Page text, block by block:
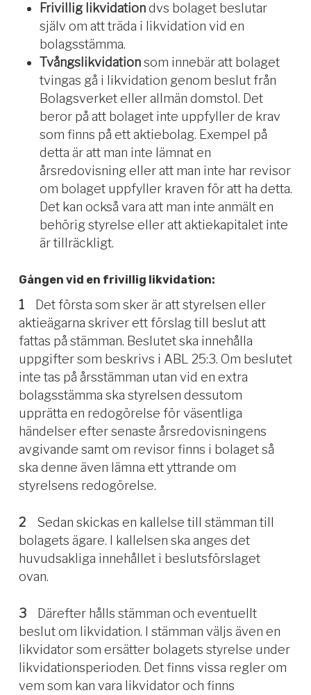
Frivillig likvidationdvs bolaget beslutar
själv om att träda i likvidation vid en
bolagsstämma.
Tvångslikvidationsom innebär att bolaget
tvingas gå i likvidation genom beslut från
Bolagsverket eller allmän domstol. Det
beror på att bolaget inte uppfyller de krav
som finns på ett aktiebolag. Exempel på
detta är att man inte lämnat en
årsredovisning eller att man inte har revisor
om bolaget uppfyller kraven för att ha detta.
Det kan också vara att man inte anmält en
behörig styrelse eller att aktiekapitalet inte
är tillräckligt.
Gången vid en frivillig likvidation:
1Det första som sker är att styrelsen eller
aktieägarna skriver ett förslag till beslut att
fattas på stämman. Beslutet ska innehålla
uppgifter som beskrivs i ABL 25:3. Om beslutet
inte tas på årsstämman utan vid en extra
bolagsstämma ska styrelsen dessutom
upprätta en redogörelse för väsentliga
händelser efter senaste årsredovisningens
avgivande samt om revisor finns i bolaget så
ska denne även lämna ett yttrande om
styrelsens redogörelse.
2Sedan skickas en kallelse till stämman till
bolagets ägare. I kallelsen ska anges det
huvudsakliga innehållet i beslutsförslaget
ovan.
3Därefter hålls stämman och eventuellt
beslut om likvidation. I stämman väljs även en
likvidator som ersätter bolagets styrelse under
likvidationsperioden. Det finns vissa regler om
vem som kan vara likvidator och finns